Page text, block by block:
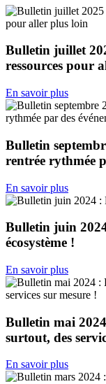
Bulletin juillet
ressources pour
En savoir plus
Bulletin
rentrée rythmée
En savoir plus
Bulletin juin
écosystème !
En savoir plus
Bulletin mai
surtout, des
En savoir plus